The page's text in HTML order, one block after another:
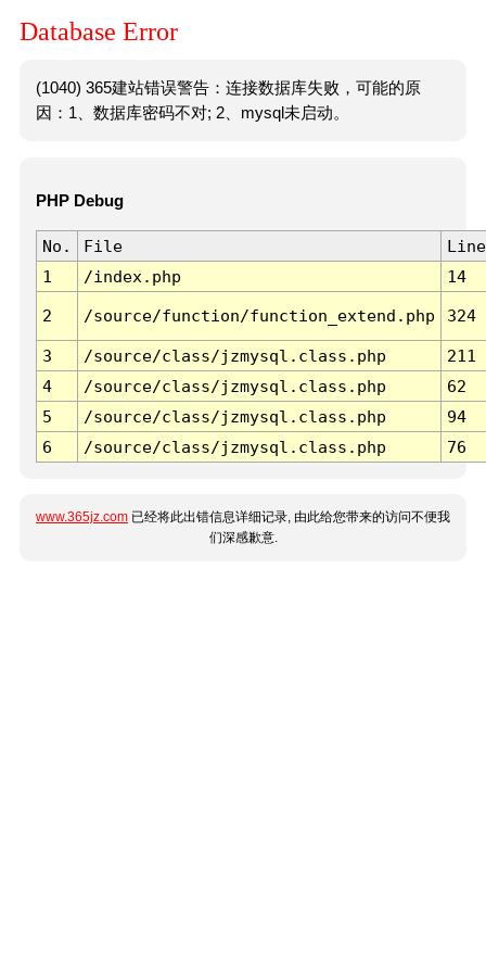
Database Error
(1040) 365建站错误警告：连接数据库失败，可能的原
因：1、数据库密码不对; 2、mysql未启动。
PHP Debug
No. File
Line
1
/index.php 14
2 /source/function/function_extend.php 324
3 /source/class/jzmysql.class.php
211
4
/source/class/jzmysql.class.php
62
5
/source/class/jzmysql.class.php
94
6
/source/class/jzmysql.class.php 76
www.365jz.com 已经将此出错信息详细记录, 由此给您带来的访问不便我
们深感歉意.